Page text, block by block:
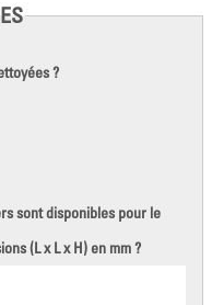
?
sont disponibles pour le
(L x L x H) en mm ?